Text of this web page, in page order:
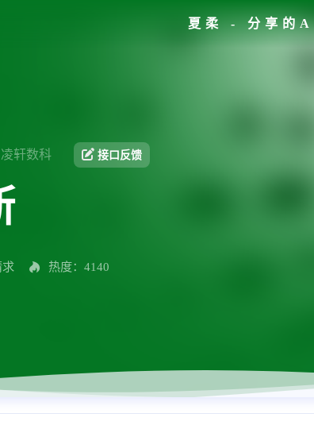
夏柔 - 分享的
轩数科 接口反馈
求 热度：4140